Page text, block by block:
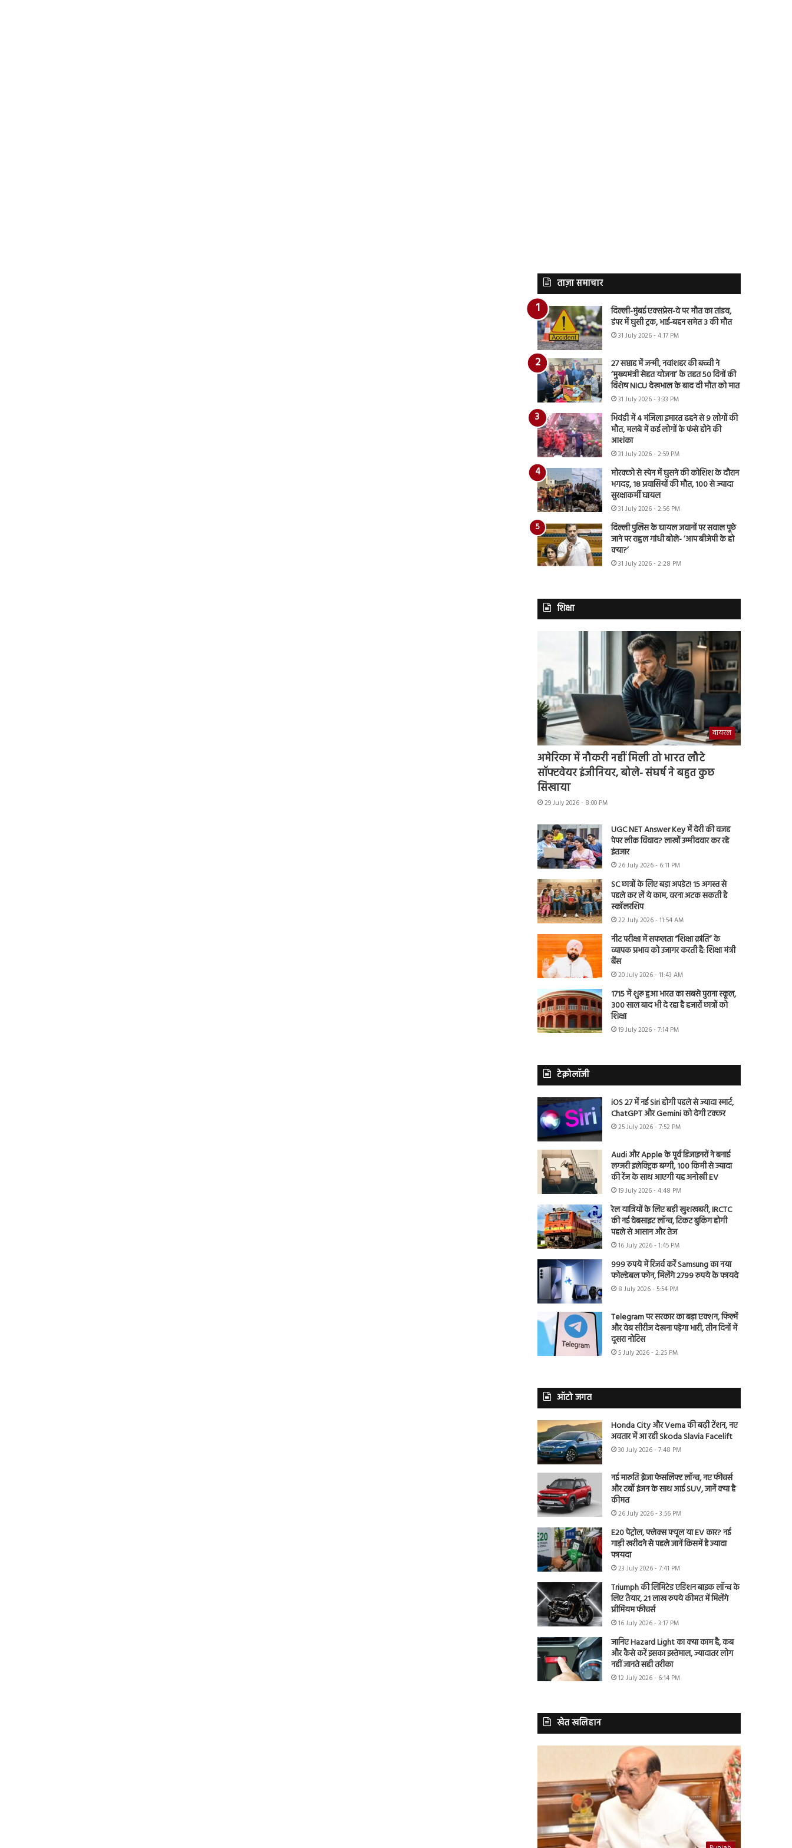
ताज़ा समाचार
दिल्ली-मुंबई एक्सप्रेस-वे पर मौत का तांडव,
डंपर में घुसी ट्रक, भाई-बहन समेत 3 की मौत
31 July 2026 - 4:17 PM
27 सप्ताह में जन्मी, नवांशहर की बच्ची ने
‘मुख्यमंत्री सेहत योजना’ के तहत 50 दिनों की
विशेष NICU देखभाल के बाद दी मौत को मात
31 July 2026 - 3:33 PM
भिवंडी में 4 मंजिला इमारत ढहने से 9 लोगों की
मौत, मलबे में कई लोगों के फंसे होने की
आशंका
31 July 2026 - 2:59 PM
मोरक्को से स्पेन में घुसने की कोशिश के दौरान
भगदड़, 18 प्रवासियों की मौत, 100 से ज्यादा
सुरक्षाकर्मी घायल
31 July 2026 - 2:56 PM
दिल्ली पुलिस के घायल जवानों पर सवाल पूछे
जाने पर राहुल गांधी बोले- ‘आप बीजेपी के हो
क्या?’
31 July 2026 - 2:28 PM
शिक्षा
वायरल
अमेरिका में नौकरी नहीं मिली तो भारत लौटे
सॉफ्टवेयर इंजीनियर, बोले- संघर्ष ने बहुत कुछ
सिखाया
29 July 2026 - 8:00 PM
UGC NET Answer Key में देरी की वजह
पेपर लीक विवाद? लाखों उम्मीदवार कर रहे
इंतजार
26 July 2026 - 6:11 PM
SC छात्रों के लिए बड़ा अपडेट! 15 अगस्त से
पहले कर लें ये काम, वरना अटक सकती है
स्कॉलरशिप
22 July 2026 - 11:54 AM
नीट परीक्षा में सफलता “शिक्षा क्रांति” के
व्यापक प्रभाव को उजागर करती है: शिक्षा मंत्री
बैंस
20 July 2026 - 11:43 AM
1715 में शुरू हुआ भारत का सबसे पुराना स्कूल,
300 साल बाद भी दे रहा है हजारों छात्रों को
शिक्षा
19 July 2026 - 7:14 PM
टेक्नोलॉजी
iOS 27 में नई Siri होगी पहले से ज्यादा स्मार्ट,
ChatGPT और Gemini को देगी टक्कर
25 July 2026 - 7:52 PM
Audi और Apple के पूर्व डिजाइनरों ने बनाई
लग्जरी इलेक्ट्रिक बग्गी, 100 किमी से ज्यादा
की रेंज के साथ आएगी यह अनोखी EV
19 July 2026 - 4:48 PM
रेल यात्रियों के लिए बड़ी खुशखबरी, IRCTC
की नई वेबसाइट लॉन्च, टिकट बुकिंग होगी
पहले से आसान और तेज
16 July 2026 - 1:45 PM
999 रुपये में रिजर्व करें Samsung का नया
फोल्डेबल फोन, मिलेंगे 2799 रुपये के फायदे
8 July 2026 - 5:54 PM
Telegram पर सरकार का बड़ा एक्शन, फिल्में
और वेब सीरीज देखना पड़ेगा भारी, तीन दिनों में
दूसरा नोटिस
5 July 2026 - 2:25 PM
ऑटो जगत
Honda City और Verna की बढ़ी टेंशन, नए
अवतार में आ रही Skoda Slavia Facelift
30 July 2026 - 7:48 PM
नई मारुति ब्रेजा फेसलिफ्ट लॉन्च, नए फीचर्स
और टर्बो इंजन के साथ आई SUV, जानें क्या है
कीमत
26 July 2026 - 3:56 PM
E20 पेट्रोल, फ्लेक्स फ्यूल या EV कार? नई
गाड़ी खरीदने से पहले जानें किसमें है ज्यादा
फायदा
23 July 2026 - 7:41 PM
Triumph की लिमिटेड एडिशन बाइक लॉन्च के
लिए तैयार, 21 लाख रुपये कीमत में मिलेंगे
प्रीमियम फीचर्स
16 July 2026 - 3:17 PM
जानिए Hazard Light का क्या काम है, कब
और कैसे करें इसका इस्तेमाल, ज्यादातर लोग
नहीं जानते सही तरीका
12 July 2026 - 6:14 PM
खेत खलिहान